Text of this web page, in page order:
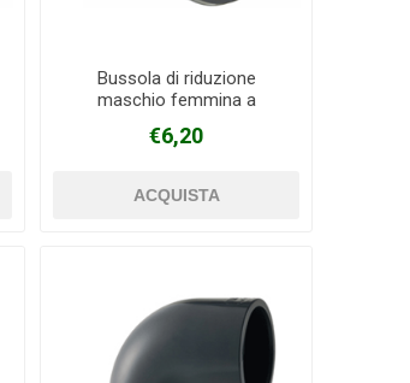
Bussola di riduzione
maschio femmina a
X 75 mm
€6,20